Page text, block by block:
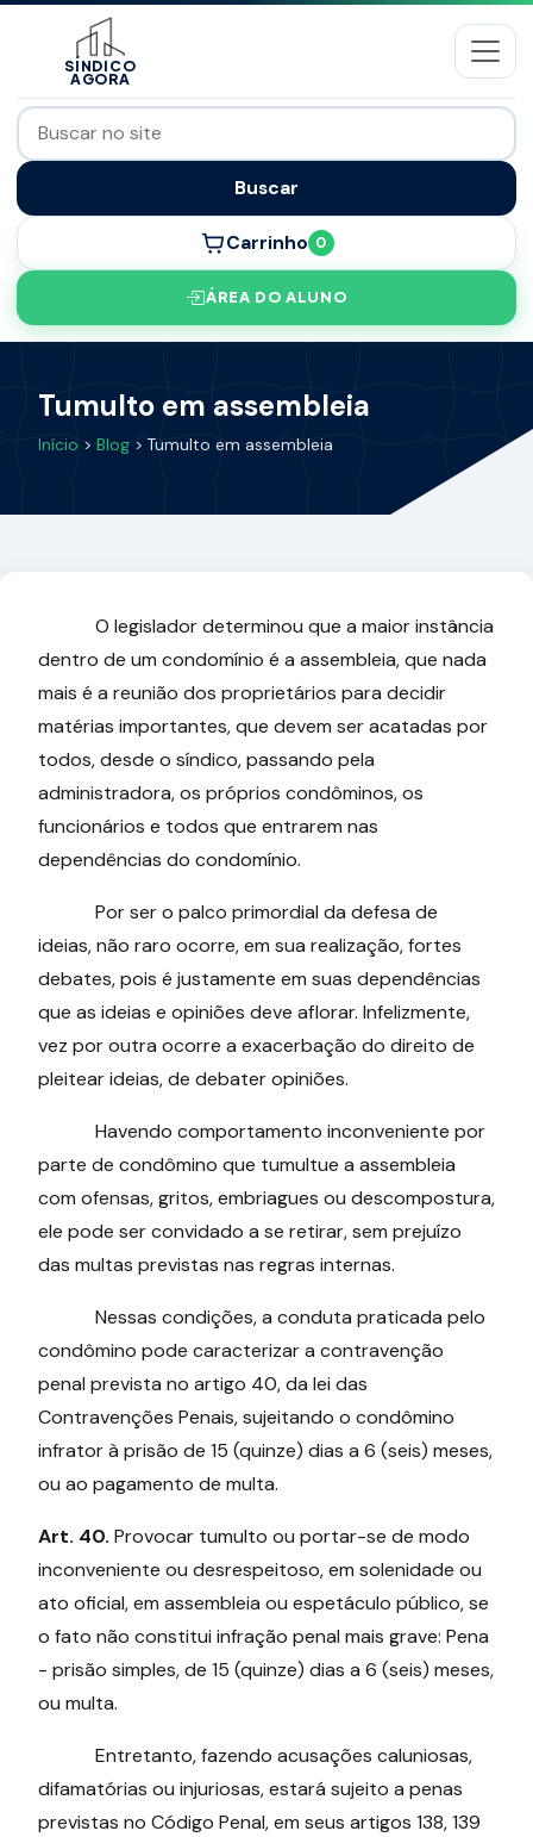
SÍNDICO
AGORA
Buscar
Carrinho 0
ÁREA DO ALUNO
Tumulto em assembleia
Início > Blog > Tumulto em assembleia
O legislador determinou que a maior instância
dentro de um condomínio é a assembleia, que nada
mais é a reunião dos proprietários para decidir
matérias importantes, que devem ser acatadas por
todos, desde o síndico, passando pela
administradora, os próprios condôminos, os
funcionários e todos que entrarem nas
dependências do condomínio.
Por ser o palco primordial da defesa de
ideias, não raro ocorre, em sua realização, fortes
debates, pois é justamente em suas dependências
que as ideias e opiniões deve aflorar. Infelizmente,
vez por outra ocorre a exacerbação do direito de
pleitear ideias, de debater opiniões.
Havendo comportamento inconveniente por
parte de condômino que tumultue a assembleia
com ofensas, gritos, embriagues ou descompostura,
ele pode ser convidado a se retirar, sem prejuízo
das multas previstas nas regras internas.
Nessas condições, a conduta praticada pelo
condômino pode caracterizar a contravenção
penal prevista no artigo 40, da lei das
Contravenções Penais, sujeitando o condômino
infrator à prisão de 15 (quinze) dias a 6 (seis) meses,
ou ao pagamento de multa.
Art. 40. Provocar tumulto ou portar-se de modo
inconveniente ou desrespeitoso, em solenidade ou
ato oficial, em assembleia ou espetáculo público, se
o fato não constitui infração penal mais grave: Pena
- prisão simples, de 15 (quinze) dias a 6 (seis) meses,
ou multa.
Entretanto, fazendo acusações caluniosas,
difamatórias ou injuriosas, estará sujeito a penas
previstas no Código Penal, em seus artigos 138, 139